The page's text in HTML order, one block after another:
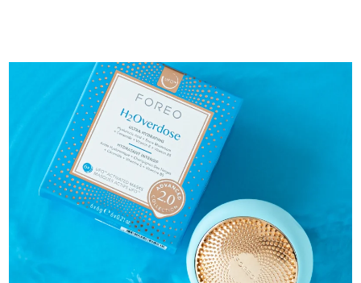
Szwajcaria
Oczekiwany czas dostawy
Tajwan
Oczekiwany czas dostawy
Oczekiwany czas dostawy
8/16/26
Oczekiwany czas dostawy
8/13/26